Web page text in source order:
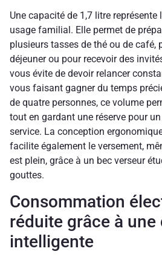
Une capacité de 1,7 litre
usage familial. Elle permet de
plusieurs tasses de thé ou de café,
déjeuner ou pour recevoir des
vous évite de devoir relancer
vous faisant gagner du temps
de quatre personnes, ce volume
tout en gardant une réserve pour
service. La conception
facilite également le versement,
est plein, grâce à un bec verseur
gouttes.
Consommation
réduite grâce à
intelligente